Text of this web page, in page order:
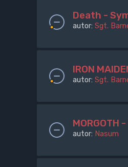
Death -
autor: Sgt.
IRON
autor: Sgt.
MORGOTH
autor: Nasum